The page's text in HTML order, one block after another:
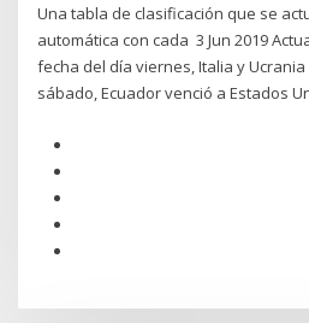
Una tabla de clasificación que se
automática con cada 3 Jun 2019
fecha del día viernes, Italia y
sábado, Ecuador venció a Estados